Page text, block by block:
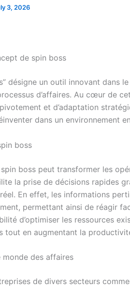
3, 2026
de spin boss
désigne un outil innovant dans
d’affaires. Au cœur de
et d’adaptation
dans un environnement
boss
boss peut transformer les
la prise de décisions rapides
En effet, les informations
permettant ainsi de réagir
d’optimiser les ressources
tout en augmentant la
des affaires
de divers secteurs